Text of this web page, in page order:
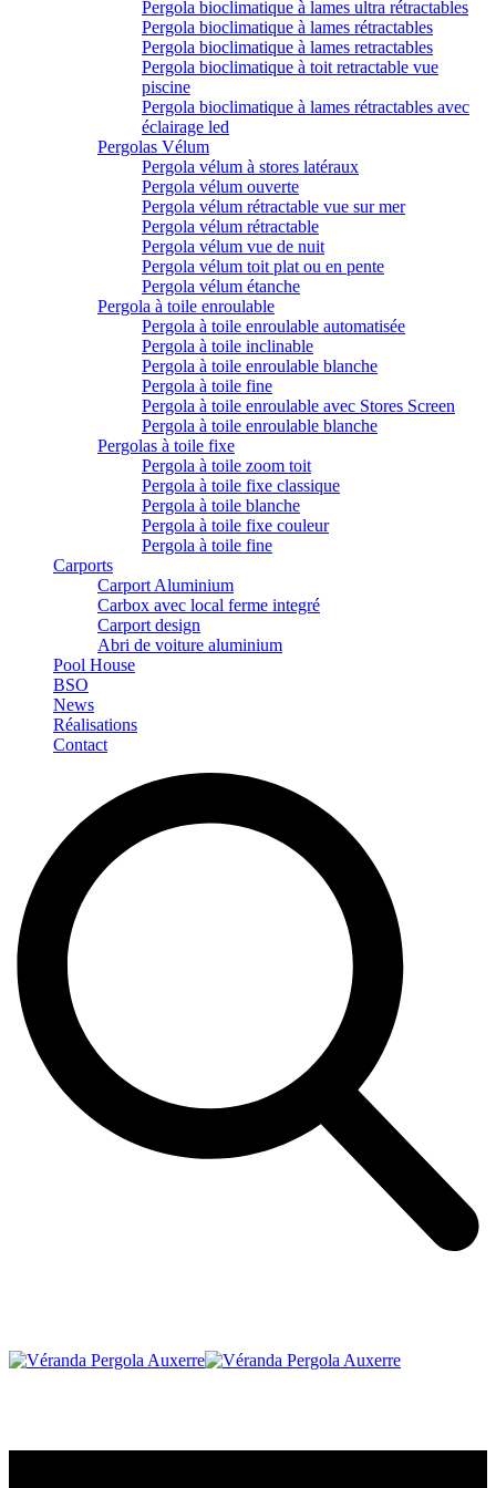
Pergola bioclimatique à lames ultra rétractables
Pergola bioclimatique à lames rétractables
Pergola bioclimatique à lames retractables
Pergola bioclimatique à toit retractable vue
piscine
Pergola bioclimatique à lames rétractables avec
éclairage led
Pergolas Vélum
Pergola vélum à stores latéraux
Pergola vélum ouverte
Pergola vélum rétractable vue sur mer
Pergola vélum rétractable
Pergola vélum vue de nuit
Pergola vélum toit plat ou en pente
Pergola vélum étanche
Pergola à toile enroulable
Pergola à toile enroulable automatisée
Pergola à toile inclinable
Pergola à toile enroulable blanche
Pergola à toile fine
Pergola à toile enroulable avec Stores Screen
Pergola à toile enroulable blanche
Pergolas à toile fixe
Pergola à toile zoom toit
Pergola à toile fixe classique
Pergola à toile blanche
Pergola à toile fixe couleur
Pergola à toile fine
Carports
Carport Aluminium
Carbox avec local ferme integré
Carport design
Abri de voiture aluminium
Pool House
BSO
News
Réalisations
Contact